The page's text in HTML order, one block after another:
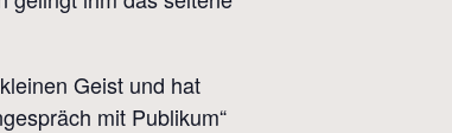
Geist und hat
mit Publikum“